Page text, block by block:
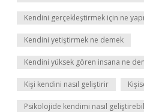
Kendini gerçekleştirmek için ne
Kendini yetiştirmek ne demek
Kendini yüksek gören insana ne
Kişi kendini nasıl geliştirir
Psikolojide kendimi nasıl